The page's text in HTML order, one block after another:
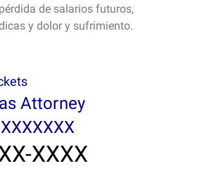
de salarios futuros,
y dolor y sufrimiento.
Attorney
XXXX